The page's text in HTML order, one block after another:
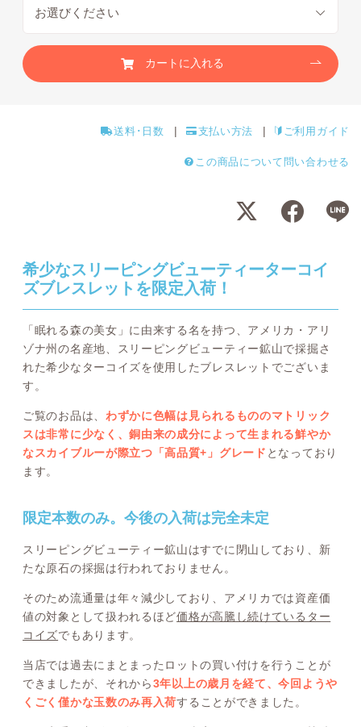
カートに入れる
送料･日数 支払い方法 ご利用ガイド
この商品について問い合わせる
希少なスリーピングビューティーターコイ
ズブレスレットを限定入荷！
「眠れる森の美女」に由来する名を持つ、アメリカ・アリ
ゾナ州の名産地、スリーピングビューティー鉱山で採掘さ
れた希少なターコイズを使用したブレスレットでございま
す。
ご覧のお品は、 わずかに色幅は見られるもののマトリック
スは非常に少なく、銅由来の成分によって生まれる鮮やか
なスカイブルーが際立つ「高品質+」グレード となっており
ます。
限定本数のみ。今後の入荷は完全未定
スリーピングビューティー鉱山はすでに閉山しており、新
たな原石の採掘は行われておりません。
そのため流通量は年々減少しており、アメリカでは資産価
値の対象として扱われるほど価格が高騰し続けているター
コイズでもあります。
当店では過去にまとまったロットの買い付けを行うことが
できましたが、それから3年以上の歳月を経て、今回ようや
くごく僅かな玉数のみ再入荷することができました。